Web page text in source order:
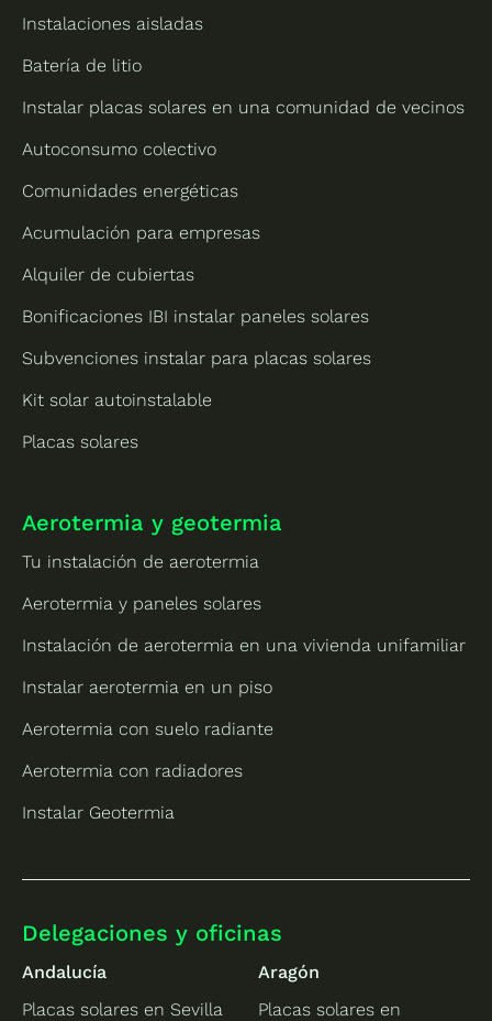
Instalaciones aisladas
Batería de litio
Instalar placas solares en una comunidad de vecinos
Autoconsumo colectivo
Comunidades energéticas
Acumulación para empresas
Alquiler de cubiertas
Bonificaciones IBI instalar paneles solares
Subvenciones instalar para placas solares
Kit solar autoinstalable
Placas solares
Aerotermia y geotermia
Tu instalación de aerotermia
Aerotermia y paneles solares
Instalación de aerotermia en una vivienda unifamiliar
Instalar aerotermia en un piso
Aerotermia con suelo radiante
Aerotermia con radiadores
Instalar Geotermia
Delegaciones y oficinas
Andalucía
Placas solares en Sevilla
Aragón
Placas solares en